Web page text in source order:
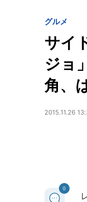
グルメ
サイ
ジョ
角、
2015.11.26
0